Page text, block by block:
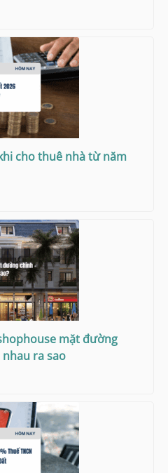
cho thuê nhà từ năm
mặt đường
ra sao